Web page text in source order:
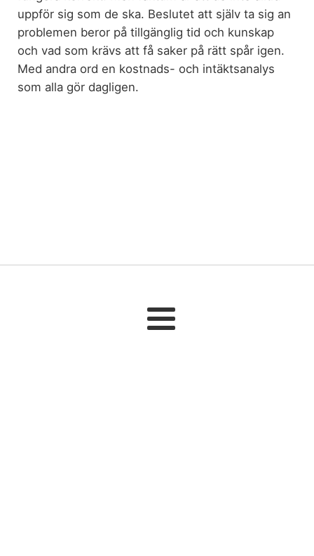
uppför sig som de ska. Beslutet att själv ta sig an
problemen beror på tillgänglig tid och kunskap
och vad som krävs att få saker på rätt spår igen.
Med andra ord en kostnads- och intäktsanalys
som alla gör dagligen.